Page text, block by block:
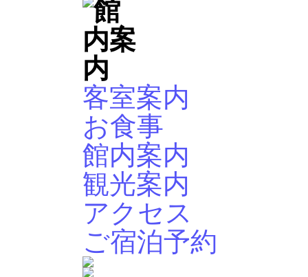
客室案内
お食事
館内案内
観光案内
アクセス
ご宿泊予約